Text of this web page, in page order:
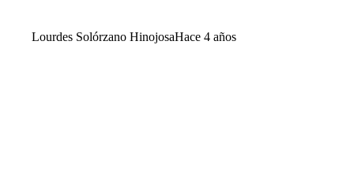
Lourdes Solórzano HinojosaHace 4 años